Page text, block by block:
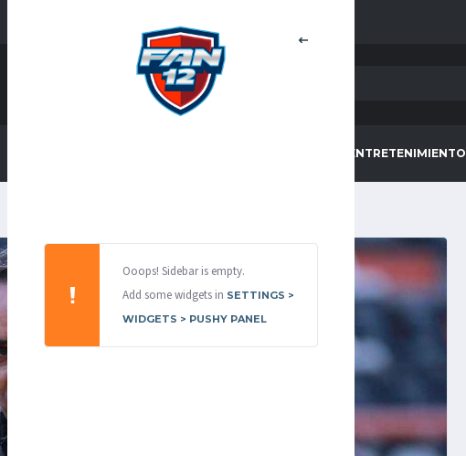
ENTRETENIMIENTO
Ooops! Sidebar is empty.
Add some widgets in SETTINGS >
WIDGETS > PUSHY PANEL